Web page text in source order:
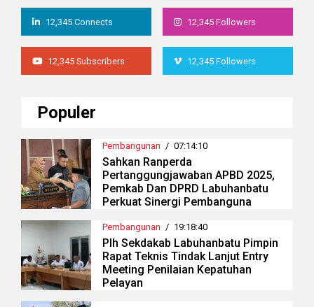
12,345 Connects 12,345 Followers
12,345 Subscribers 12,345 Followers
Populer
Pembangunan / 07:14:10
Sahkan Ranperda
Pertanggungjawaban APBD 2025,
Pemkab Dan DPRD Labuhanbatu
Perkuat Sinergi Pembanguna
Pembangunan / 19:18:40
Plh Sekdakab Labuhanbatu Pimpin
Rapat Teknis Tindak Lanjut Entry
Meeting Penilaian Kepatuhan
Pelayan